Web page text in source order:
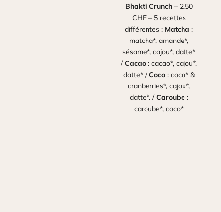
Bhakti Crunch – 2.50
CHF – 5 recettes
différentes : Matcha :
matcha*, amande*,
sésame*, cajou*, datte*
/Cacao : cacao*, cajou*,
datte* /Coco: coco* &
cranberries*, cajou*,
datte*. /Caroube :
caroube*, coco*